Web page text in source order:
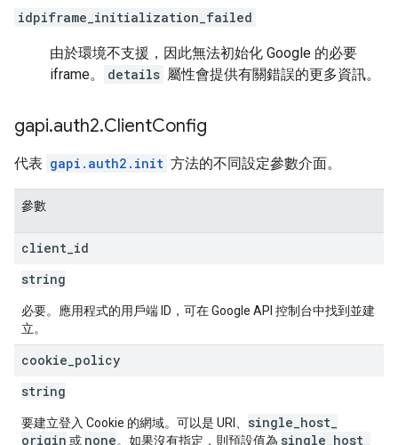
idpiframe_initialization_failed
由於環境不支援，因此無法初始化 Google 的必要
iframe。
details 屬性會提供有關錯誤的更多資訊。
gapi.auth2.ClientConfig
代表 gapi.auth2.init 方法的不同設定參數介面。
參數
client id
string
必要。
應用程式的用戶端 ID，可在 Google API 控制台中找到並建
立。
cookie policy
string
要建立登入 Cookie 的網域。可以是 URI、 single host
origin 或 none。如果沒有指定，則預設值為 single host